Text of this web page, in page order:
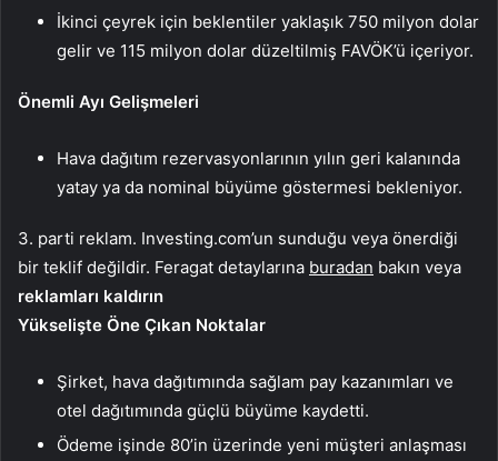
İkinci çeyrek için beklentiler yaklaşık 750 milyon dolar
gelir ve 115 milyon dolar düzeltilmiş FAVÖK’ü içeriyor.
Önemli Ayı Gelişmeleri
Hava dağıtım rezervasyonlarının yılın geri kalanında
yatay ya da nominal büyüme göstermesi bekleniyor.
3. parti reklam. Investing.com’un sunduğu veya önerdiği
bir teklif değildir. Feragat detaylarına buradan bakın veya
reklamları kaldırın
Yükselişte Öne Çıkan Noktalar
Şirket, hava dağıtımında sağlam pay kazanımları ve
otel dağıtımında güçlü büyüme kaydetti.
Ödeme işinde 80’in üzerinde yeni müşteri anlaşması